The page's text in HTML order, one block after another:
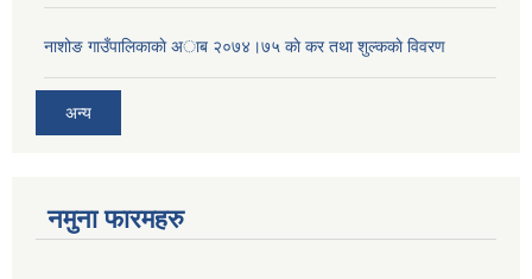
नाशोङ गाउँपालिकाकाे अा‍ब‍ २०७४।७५ काे कर तथा शुल्ककाे विवरण
अन्य
नमुना फारमहरु